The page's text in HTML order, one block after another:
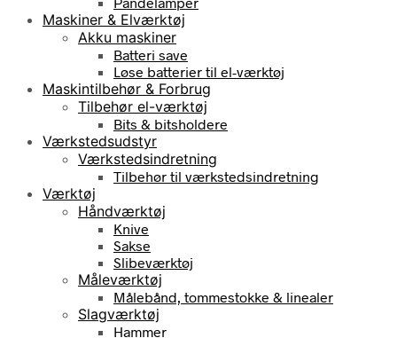
Maskiner & Elværktøj
Akku maskiner
Batteri save
Løse batterier til el-værktøj
Maskintilbehør & Forbrug
Tilbehør el-værktøj
Bits & bitsholdere
Værkstedsudstyr
Værkstedsindretning
Tilbehør til værkstedsindretning
Værktøj
Håndværktøj
Knive
Sakse
Slibeværktøj
Måleværktøj
Målebånd, tommestokke & linealer
Slagværktøj
Hammer